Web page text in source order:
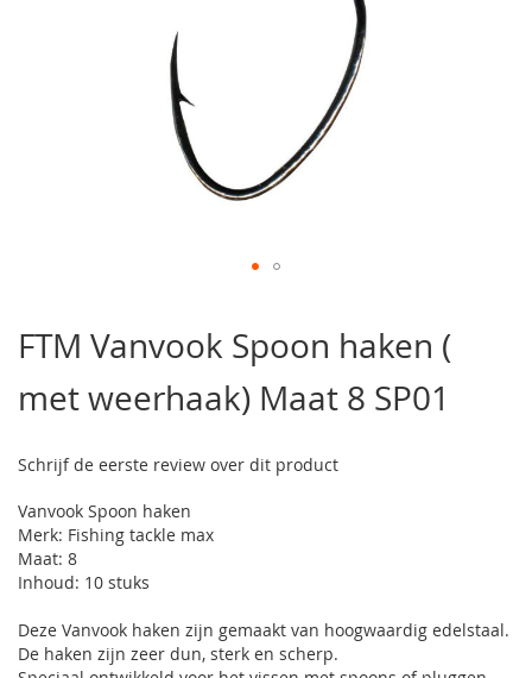
het
begin
van
de
gallerij
FTM Vanvook Spoon haken (
met weerhaak) Maat 8 SP01
Schrijf de eerste review over dit product
Vanvook Spoon haken
Merk: Fishing tackle max
Maat: 8
Inhoud: 10 stuks
Deze Vanvook haken zijn gemaakt van hoogwaardig edelstaal.
De haken zijn zeer dun, sterk en scherp.